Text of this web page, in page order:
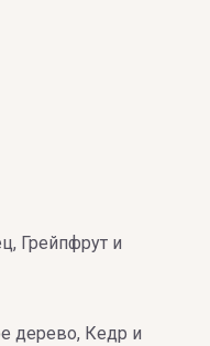
Грейпфрут и
дерево, Кедр и